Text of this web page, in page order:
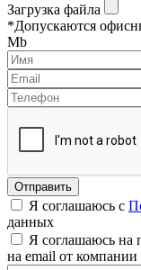
Загрузка файла
*Допускаются
Mb
Я соглашаюсь с
данных
Я соглашаюсь на
на email от компании